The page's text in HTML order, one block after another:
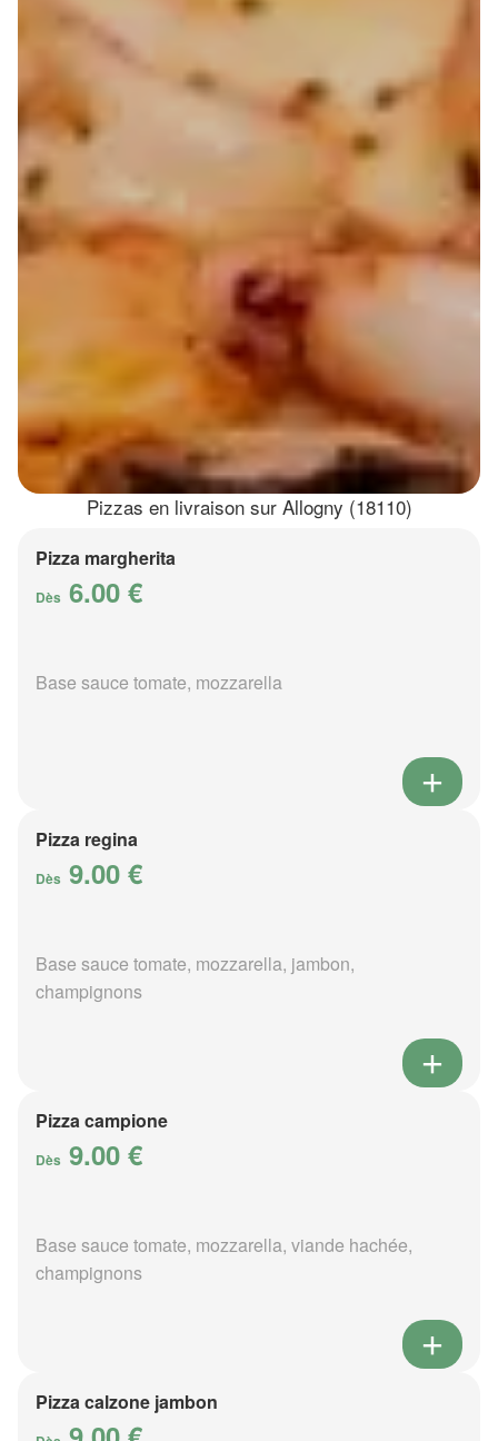
Pizzas en livraison sur Allogny (18110)
Pizza margherita
Dès 6.00 €
Base sauce tomate, mozzarella
Pizza regina
Dès 9.00 €
Base sauce tomate, mozzarella, jambon,
champignons
Pizza campione
Dès 9.00 €
Base sauce tomate, mozzarella, viande hachée,
champignons
Pizza calzone jambon